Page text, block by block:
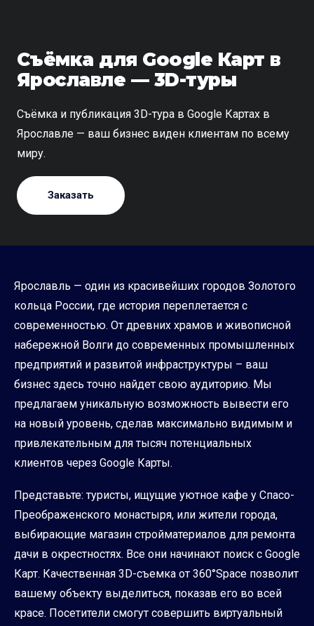
Съёмка для Google Карт в
Ярославле — 3D-туры
Съёмка и публикация 3D-тура в Google Картах в
Ярославле — ваш бизнес виден клиентам по всему
миру.
Заказать
Ярославль — один из красивейших городов Золотого
кольца России, где история переплетается с
современностью. От древних храмов и живописной
набережной Волги до современных промышленных
предприятий и развитой инфраструктуры – ваш
бизнес здесь точно найдет свою аудиторию. Мы
предлагаем уникальную возможность вывести его
на новый уровень, сделав максимально видимым и
привлекательным для тысяч потенциальных
клиентов через Google Карты.
Представьте: туристы, ищущие уютное кафе у Спасо-
Преображенского монастыря, или жители города,
выбирающие магазин стройматериалов для ремонта
дачи в окрестностях. Все они начинают поиск с Google
Карт. Качественная 3D-съемка от 360°Space позволит
вашему объекту выделиться, показав его во всей
красе. Посетители смогут совершить виртуальный